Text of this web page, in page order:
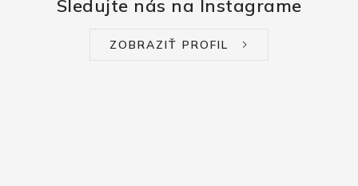
Sledujte nás na Instagrame
ZOBRAZIŤ PROFIL